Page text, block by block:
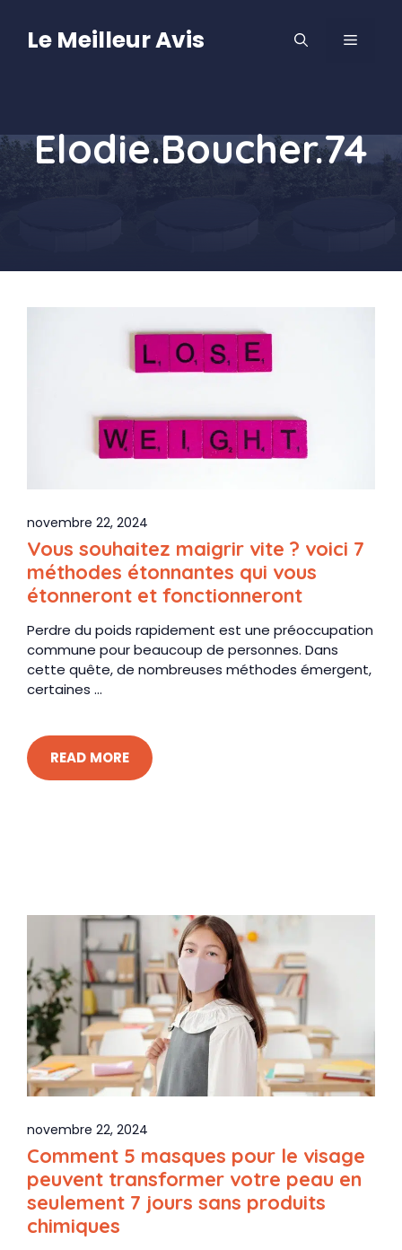
contenu
Le Meilleur Avis MENU
Elodie.Boucher.74
novembre 22, 2024
Vous souhaitez maigrir vite ? voici 7
méthodes étonnantes qui vous
étonneront et fonctionneront
Perdre du poids rapidement est une préoccupation
commune pour beaucoup de personnes. Dans
cette quête, de nombreuses méthodes émergent,
certaines ...
READ MORE
novembre 22, 2024
Comment 5 masques pour le visage
peuvent transformer votre peau en
seulement 7 jours sans produits
chimiques